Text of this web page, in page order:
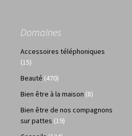
Domaines
Accessoires téléphoniques
(15)
Beauté (470)
Bien être à la maison (8)
Bien être de nos compagnons
sur pattes (19)